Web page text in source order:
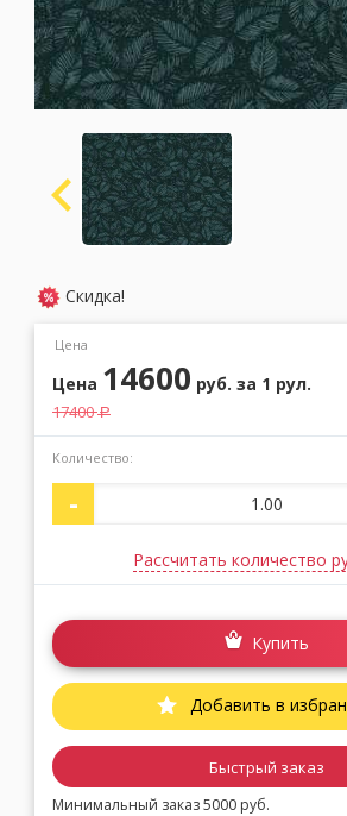
Москва (сменить город)
Заказать обратный
Скидка!
Цена
Цена 14600 руб. за 1 рул.
17400a
Количество:
-
Рассчитать количество
Купить
Добавить в
Быстрый заказ
Минимальный заказ 5000 руб.